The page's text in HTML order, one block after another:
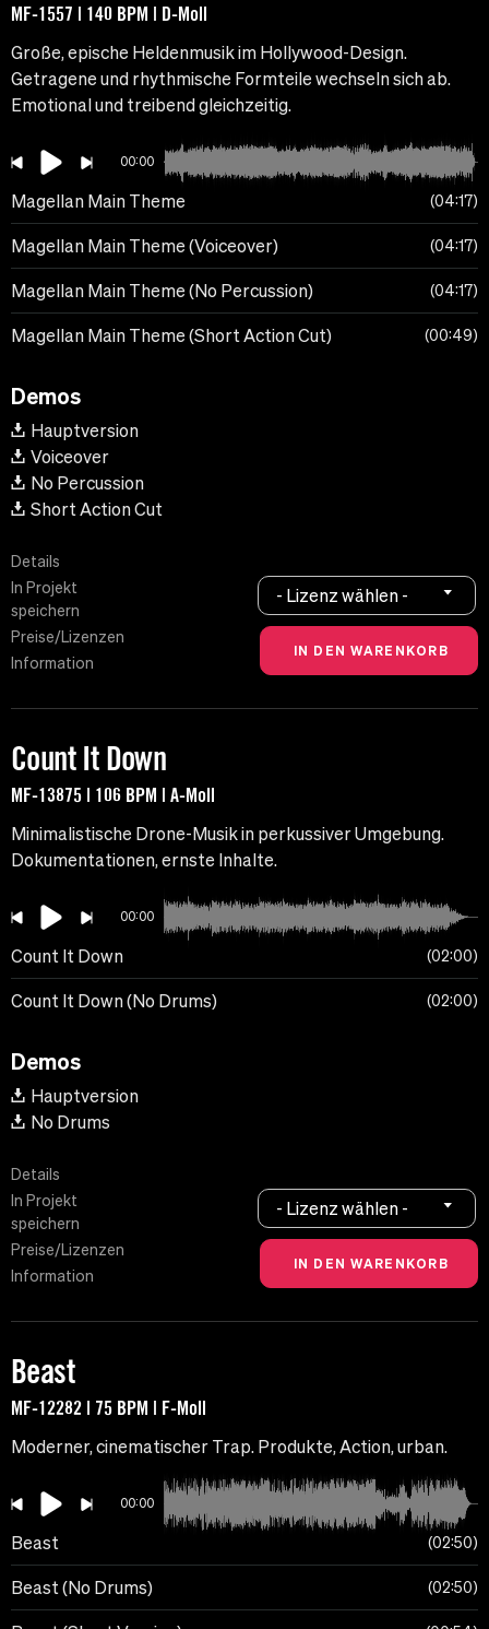
MF-1557 | 140 BPM | D-Moll
Große, epische Heldenmusik im Hollywood-Design.
Getragene und rhythmische Formteile wechseln sich ab.
Emotional und treibend gleichzeitig.
00:00
Magellan Main Theme 04:17
Magellan Main Theme (Voiceover) 04:17
Magellan Main Theme (No Percussion) 04:17
Magellan Main Theme (Short Action Cut) 00:49
Demos
Hauptversion
Voiceover
No Percussion
Short Action Cut
Details
In Projekt
speichern
Preise/Lizenzen
Information
- Lizenz wählen -
Count It Down
MF-13875 | 106 BPM | A-Moll
Minimalistische Drone-Musik in perkussiver Umgebung.
Dokumentationen, ernste Inhalte.
00:00
Count It Down 02:00
Count It Down (No Drums) 02:00
Demos
Hauptversion
No Drums
Details
In Projekt
speichern
Preise/Lizenzen
Information
- Lizenz wählen -
Beast
MF-12282 | 75 BPM | F-Moll
Moderner, cinematischer Trap. Produkte, Action, urban.
00:00
Beast 02:50
Beast (No Drums) 02:50